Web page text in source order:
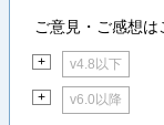
ご意見・ご感想は
+ v4.8以下
+ v6.0以降